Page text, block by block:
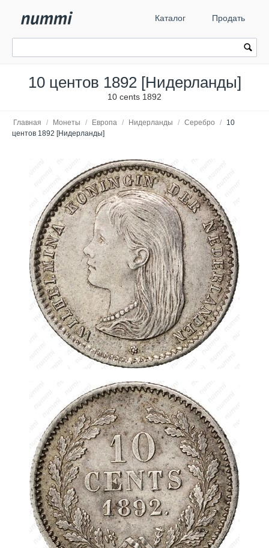
Каталог Продать
10 центов 1892 [Нидерланды]
10 cents 1892
Главная / Монеты / Европа / Нидерланды / Серебро /
10
центов 1892 [Нидерланды]